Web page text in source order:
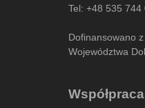
Tel: +48 535 744
Dofinansowano
Województwa
Współpraca